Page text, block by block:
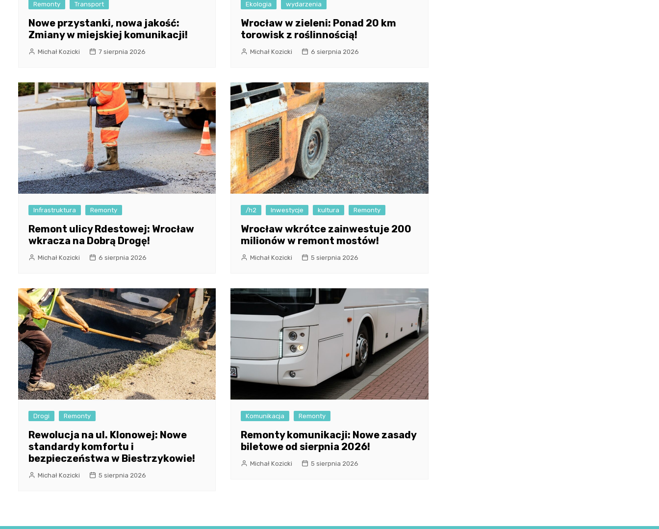
Remonty Transport
Nowe przystanki, nowa jakość:
Zmiany w miejskiej komunikacji!
Michał Kozicki 7 sierpnia 2026
Ekologia wydarzenia
Wrocław w zieleni: Ponad 20 km
torowisk z roślinnością!
Michał Kozicki 6 sierpnia 2026
Infrastruktura Remonty
Remont ulicy Rdestowej: Wrocław
wkracza na Dobrą Drogę!
Michał Kozicki 6 sierpnia 2026
/h2 Inwestycje kultura Remonty
Wrocław wkrótce zainwestuje 200
milionów w remont mostów!
Michał Kozicki 5 sierpnia 2026
Drogi Remonty
Rewolucja na ul. Klonowej: Nowe
standardy komfortu i
bezpieczeństwa w Biestrzykowie!
Michał Kozicki 5 sierpnia 2026
Komunikacja Remonty
Remonty komunikacji: Nowe zasady
biletowe od sierpnia 2026!
Michał Kozicki 5 sierpnia 2026